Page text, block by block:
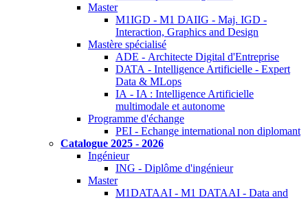
Master
M1IGD - M1 DAIIG - Maj. IGD -
Interaction, Graphics and Design
Mastère spécialisé
ADE - Architecte Digital d'Entreprise
DATA - Intelligence Artificielle - Expert
Data & MLops
IA - IA : Intelligence Artificielle
multimodale et autonome
Programme d'échange
PEI - Echange international non diplomant
Catalogue 2025 - 2026
Ingénieur
ING - Diplôme d'ingénieur
Master
M1DATAAI - M1 DATAAI - Data and